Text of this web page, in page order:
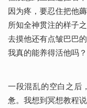
因为疼，要忍住把他
所知全神贯注的样子
去摸他还有点皱巴巴
我真的能养得活他吗？
一段混乱的空白之后
惫。我想到冥想教程